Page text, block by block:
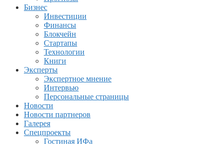
Бизнес
Инвестиции
Финансы
Блокчейн
Стартапы
Технологии
Книги
Эксперты
Экспертное мнение
Интервью
Персональные страницы
Новости
Новости партнеров
Галерея
Спецпроекты
Гостиная ИФа